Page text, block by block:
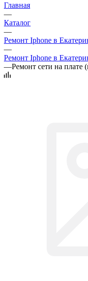
Главная
—
Каталог
—
Ремонт Iphone в
—
Ремонт Iphone в
—Ремонт сети на плате